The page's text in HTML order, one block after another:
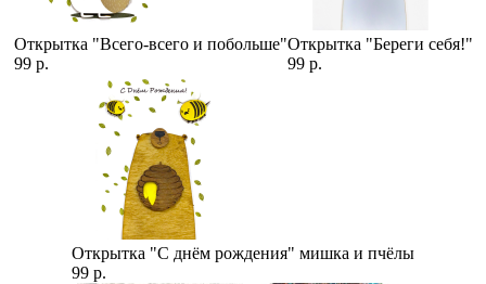
Открытка "Всего-всего и побольше"
99 р.
Открытка "Береги себя!"
99 р.
Открытка "С днём рождения" мишка и пчёлы
99 р.